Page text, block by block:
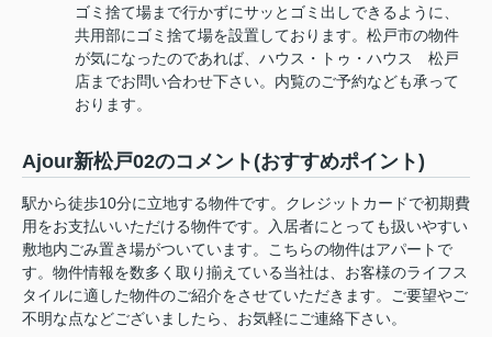
ゴミ捨て場まで行かずにサッとゴミ出しできるように、
共用部にゴミ捨て場を設置しております。松戸市の物件
が気になったのであれば、ハウス・トゥ・ハウス 松戸
店までお問い合わせ下さい。内覧のご予約なども承って
おります。
Ajour新松戸02のコメント(おすすめポイント)
駅から徒歩10分に立地する物件です。クレジットカードで初期費
用をお支払いいただける物件です。入居者にとっても扱いやすい
敷地内ごみ置き場がついています。こちらの物件はアパートで
す。物件情報を数多く取り揃えている当社は、お客様のライフス
タイルに適した物件のご紹介をさせていただきます。ご要望やご
不明な点などございましたら、お気軽にご連絡下さい。